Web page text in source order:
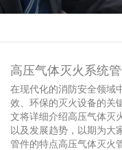
高压气体灭火系统
在现代化的消防安全领域
效、环保的灭火设备的关
文将详细介绍高压气体灭
以及发展趋势，以期为大
管件的特点高压气体灭火